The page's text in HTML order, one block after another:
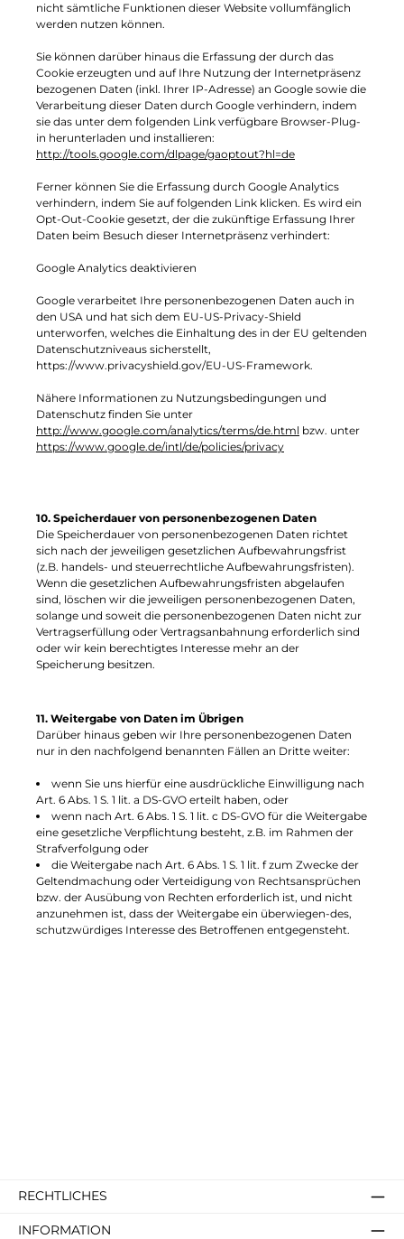
nicht sämtliche Funktionen dieser Website vollumfänglich
werden nutzen können.
Sie können darüber hinaus die Erfassung der durch das
Cookie erzeugten und auf Ihre Nutzung der Internetpräsenz
bezogenen Daten (inkl. Ihrer IP-Adresse) an Google sowie die
Verarbeitung dieser Daten durch Google verhindern, indem
sie das unter dem folgenden Link verfügbare Browser-Plug-
in herunterladen und installieren:
http://tools.google.com/dlpage/gaoptout?hl=de
Ferner können Sie die Erfassung durch Google Analytics
verhindern, indem Sie auf folgenden Link klicken. Es wird ein
Opt-Out-Cookie gesetzt, der die zukünftige Erfassung Ihrer
Daten beim Besuch dieser Internetpräsenz verhindert:
Google Analytics deaktivieren
Google verarbeitet Ihre personenbezogenen Daten auch in
den USA und hat sich dem EU-US-Privacy-Shield
unterworfen, welches die Einhaltung des in der EU geltenden
Datenschutzniveaus sicherstellt,
https://www.privacyshield.gov/EU-US-Framework.
Nähere Informationen zu Nutzungsbedingungen und
Datenschutz finden Sie unter
http://www.google.com/analytics/terms/de.html bzw. unter
https://www.google.de/intl/de/policies/privacy
10. Speicherdauer von personenbezogenen Daten
Die Speicherdauer von personenbezogenen Daten richtet
sich nach der jeweiligen gesetzlichen Aufbewahrungsfrist
(z.B. handels- und steuerrechtliche Aufbewahrungsfristen).
Wenn die gesetzlichen Aufbewahrungsfristen abgelaufen
sind, löschen wir die jeweiligen personenbezogenen Daten,
solange und soweit die personenbezogenen Daten nicht zur
Vertragserfüllung oder Vertragsanbahnung erforderlich sind
oder wir kein berechtigtes Interesse mehr an der
Speicherung besitzen.
11. Weitergabe von Daten im Übrigen
Darüber hinaus geben wir Ihre personenbezogenen Daten
nur in den nachfolgend benannten Fällen an Dritte weiter:
wenn Sie uns hierfür eine ausdrückliche Einwilligung nach
Art. 6 Abs. 1 S. 1 lit. a DS-GVO erteilt haben, oder
wenn nach Art. 6 Abs. 1 S. 1 lit. c DS-GVO für die Weitergabe
eine gesetzliche Verpflichtung besteht, z.B. im Rahmen der
Strafverfolgung oder
die Weitergabe nach Art. 6 Abs. 1 S. 1 lit. f zum Zwecke der
Geltendmachung oder Verteidigung von Rechtsansprüchen
bzw. der Ausübung von Rechten erforderlich ist, und nicht
anzunehmen ist, dass der Weitergabe ein überwiegen-des,
schutzwürdiges Interesse des Betroffenen entgegensteht.
RECHTLICHES
INFORMATION